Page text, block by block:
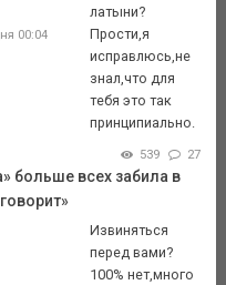
00:04
латыни?
Прости,я
исправлюсь,не
знал,что для
тебя это так
принципиально.
539 27
больше всех забила в
Извиняться
перед вами?
100% нет,много